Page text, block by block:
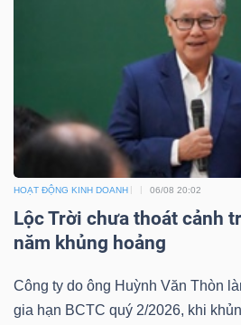
HOẠT ĐỘNG KINH DOANH 06/08 20:02
Lộc Trời chưa thoát cảnh
năm khủng hoảng
Công ty do ông Huỳnh Văn Thòn
gia hạn BCTC quý 2/2026, khi